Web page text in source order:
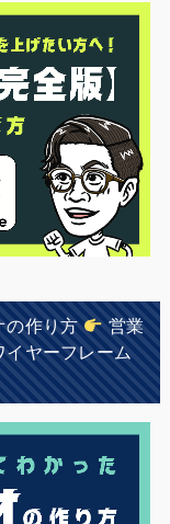
の作り方
営業
ヤーフレーム